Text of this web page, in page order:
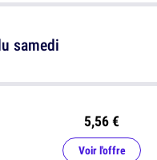
5,56 €
Voir l'offre
samedi